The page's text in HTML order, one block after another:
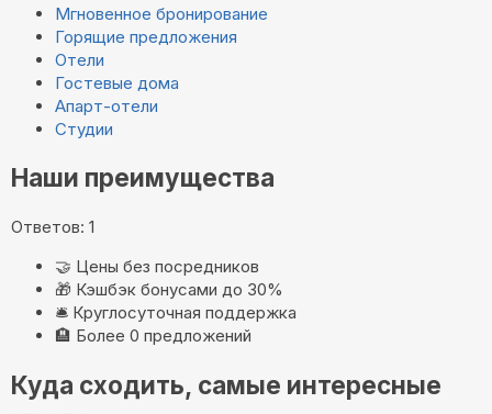
Мгновенное бронирование
Горящие предложения
Отели
Гостевые дома
Апарт-отели
Студии
Наши преимущества
Ответов: 1
🤝 Цены без посредников
🎁 Кэшбэк бонусами до 30%
🛎️ Круглосуточная поддержка
🏨 Более 0 предложений
Куда сходить, самые интересные